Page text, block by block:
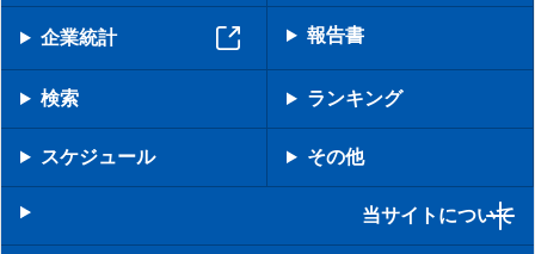
企業統計 報告書
検索 ランキング
スケジュール その他
当サイトについて